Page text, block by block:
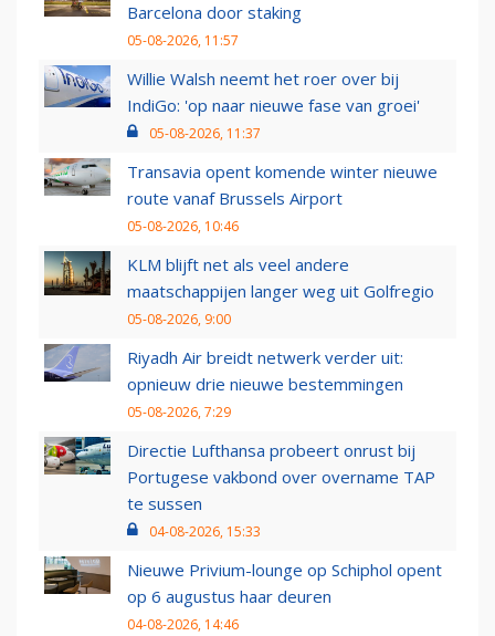
Barcelona door staking
05-08-2026, 11:57
Willie Walsh neemt het roer over bij
IndiGo: 'op naar nieuwe fase van groei'
05-08-2026, 11:37
Transavia opent komende winter nieuwe
route vanaf Brussels Airport
05-08-2026, 10:46
KLM blijft net als veel andere
maatschappijen langer weg uit Golfregio
05-08-2026, 9:00
Riyadh Air breidt netwerk verder uit:
opnieuw drie nieuwe bestemmingen
05-08-2026, 7:29
Directie Lufthansa probeert onrust bij
Portugese vakbond over overname TAP
te sussen
04-08-2026, 15:33
Nieuwe Privium-lounge op Schiphol opent
op 6 augustus haar deuren
04-08-2026, 14:46